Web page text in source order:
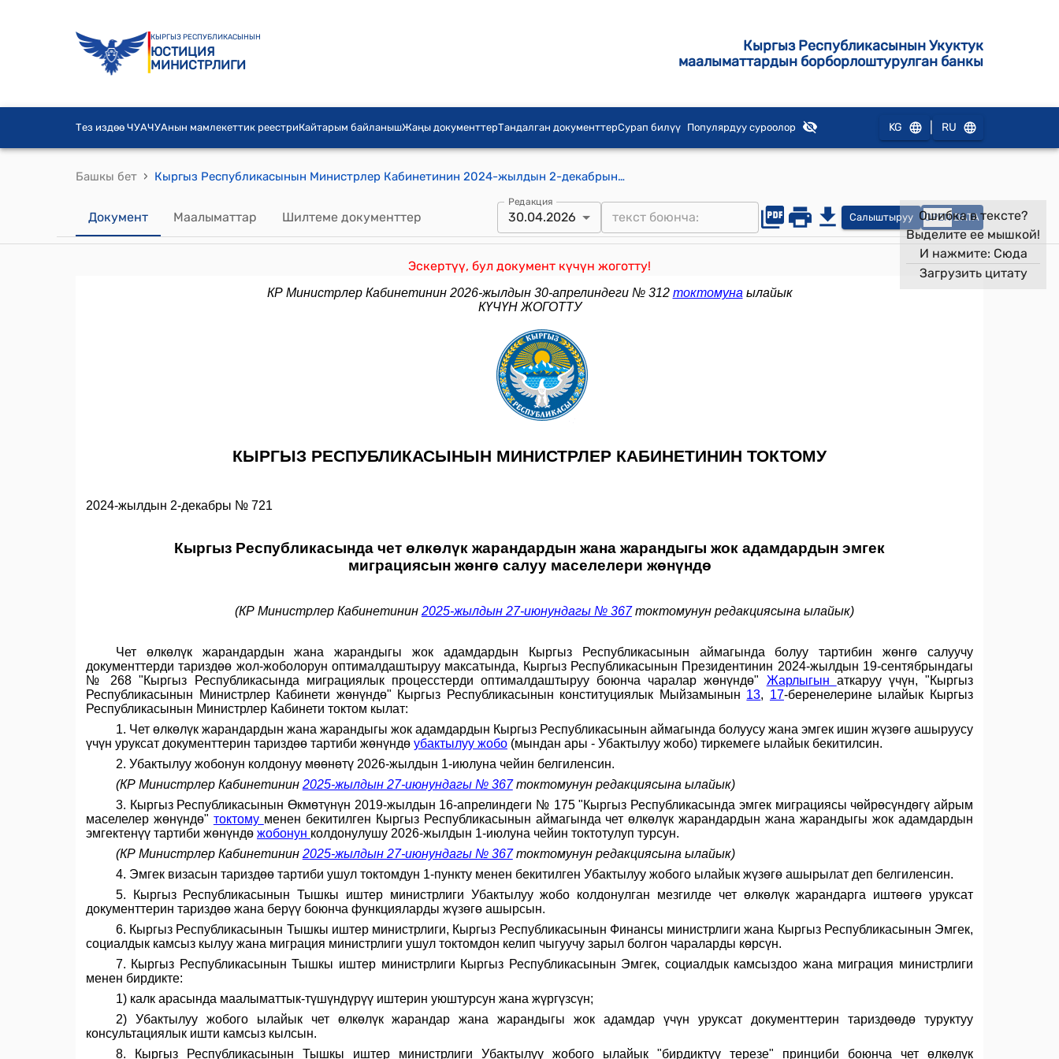
КЫРГЫЗ РЕСПУБЛИКАСЫНЫН
ЮСТИЦИЯ
МИНИСТРЛИГИ
Кыргыз Республикасынын Укуктук
маалыматтардын борборлоштурулган банкы
Тез издөө ЧУАЧУАнын мамлекеттик реестриКайтарым байланышЖаңы документтерТандалган документтерСурап билүү Популярдуу суроолор KG RU
Башкы бет › Кыргыз Республикасынын Министрлер Кабинетинин 2024-жылдын 2-декабрындагы № 721 "Кыргыз Республикасында чет өлкөлүк жарандардын жана жарандыгы жок адамдардын эмгек миграциясын жөнгө салуу маселелери жөнүндө" токтому
Документ Маалыматтар Шилтеме документтер
Редакция
30.04.2026 Салыштыруу OPEN DATA
Эскертүү, бул документ күчүн жоготту!
Ошибка в тексте?
Выделите ее мышкой!
И нажмите: Сюда
Загрузить цитату